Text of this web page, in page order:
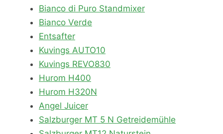
Bianco di Puro Standmixer
Bianco Verde
Entsafter
Kuvings AUTO10
Kuvings REVO830
Hurom H400
Hurom H320N
Angel Juicer
Salzburger MT 5 N Getreidemühle